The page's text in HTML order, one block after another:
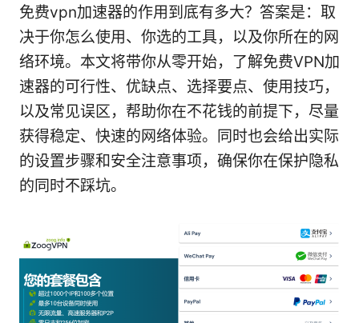
免费vpn加速器的作用到底有多大？答案是：取
决于你怎么使用、你选的工具，以及你所在的网
络环境。本文将带你从零开始，了解免费VPN加
速器的可行性、优缺点、选择要点、使用技巧，
以及常见误区，帮助你在不花钱的前提下，尽量
获得稳定、快速的网络体验。同时也会给出实际
的设置步骤和安全注意事项，确保你在保护隐私
的同时不踩坑。